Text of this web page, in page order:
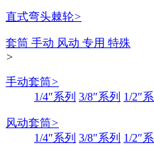
直式弯头棘轮>
套筒 手动 风动 专用 特殊
>
手动套筒>
1/4″系列 3/8″系列 1/2″
风动套筒>
1/4″系列 3/8″系列 1/2″